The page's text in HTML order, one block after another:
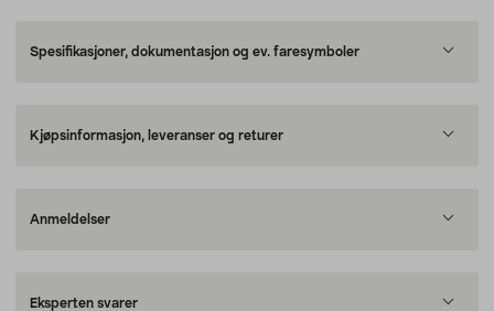
Spesifikasjoner, dokumentasjon og ev. faresymboler
Kjøpsinformasjon, leveranser og returer
Anmeldelser
Eksperten svarer